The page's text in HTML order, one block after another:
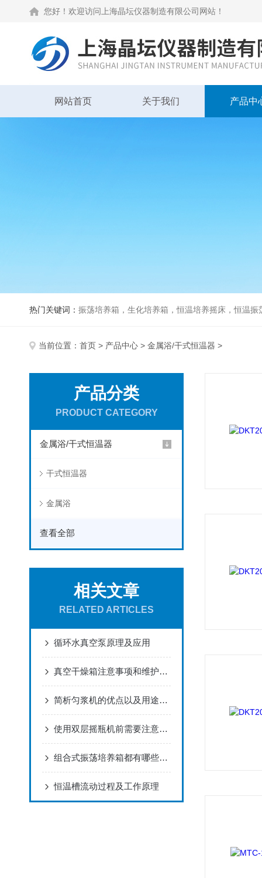
您好！欢迎访问上海晶坛仪器制造有限公司网站！
网站首页 关于我们 产品中
热门关键词： 振荡培养箱，生化培养箱，恒温培养摇床，恒温振荡器
当前位置： 首页 > 产品中心 > 金属浴/干式恒温器 >
产品分类
PRODUCT CATEGORY
金属浴/干式恒温器
干式恒温器
金属浴
查看全部
相关文章
RELATED ARTICLES
循环水真空泵原理及应用
真空干燥箱注意事项和维护保养
简析匀浆机的优点以及用途之广泛
使用双层摇瓶机前需要注意什么？
组合式振荡培养箱都有哪些性能呢？
恒温槽流动过程及工作原理